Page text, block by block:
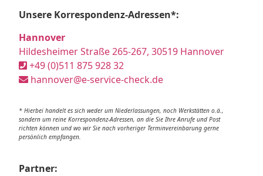
Unsere Korrespondenz-Adressen*:
Hannover
Hildesheimer Straße 265-267, 30519 Hannover
+49 (0)511 875 928 32
hannover@e-service-check.de
* Hierbei handelt es sich weder um Niederlassungen, noch Werkstätten o.ä.,
sondern um reine Korrespondenz-Adressen, an die Sie Ihre Anrufe und Post
richten können und wo wir Sie nach vorheriger Terminvereinbarung gerne
persönlich empfangen.
Partner: